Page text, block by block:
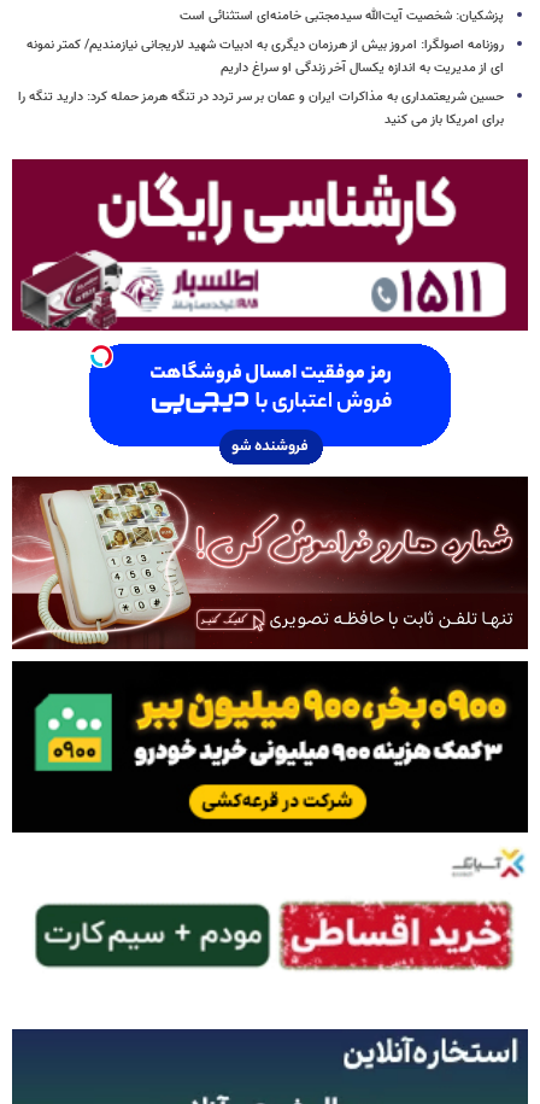
پزشکیان: شخصیت آیت‌الله سیدمجتبی خامنه‌ای استثنائی است
روزنامه اصولگرا: امروز بیش از هرزمان دیگری به ادبیات شهید لاریجانی نیازمندیم/ کمتر نمونه
ای از مدیریت به اندازه یکسال آخر زندگی او سراغ داریم
حسین شریعتمداری به مذاکرات ایران و عمان بر سر تردد در تنگه هرمز حمله کرد: دارید تنگه را
برای امریکا باز می کنید